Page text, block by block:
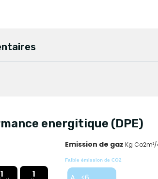
energitique (DPE)
1 1
Emission de gaz Kg
Faible émission de CO2